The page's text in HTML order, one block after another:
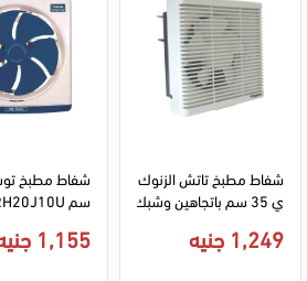
شفاط مطبخ تاتش الزنوك
ي 35 سم باتجاهين وشبك
1,249 جنيه 1,155 جنيه